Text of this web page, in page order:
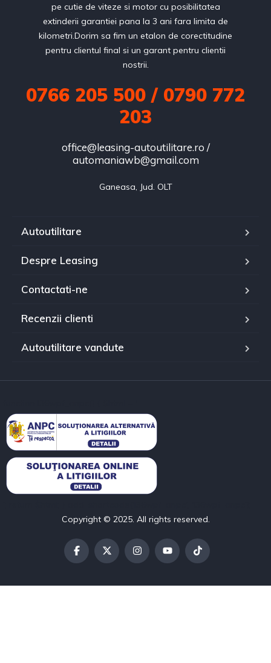
pe cutie de viteze si motor cu posibilitatea
extinderii garantiei pana la 3 ani fara limita de
kilometri.Dorim sa fim un etalon de corectitudine
pentru clientul final si un garant pentru clientii
nostrii.
0766 205 500 / 0790 772
203
office@leasing-autoutilitare.ro /
automaniawb@gmail.com
Ganeasa, Jud. OLT
Autoutilitare
Despre Leasing
Contactati-ne
Recenzii clienti
Autoutilitare vandute
Copyright © 2025. All rights reserved.